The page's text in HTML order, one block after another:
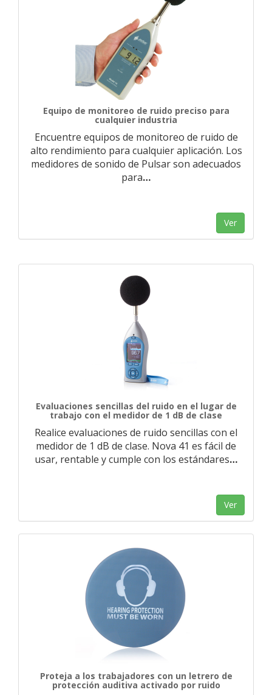
Equipo de monitoreo de ruido preciso para
cualquier industria
Encuentre equipos de monitoreo de ruido de
alto rendimiento para cualquier aplicación. Los
medidores de sonido de Pulsar son adecuados
para…
Ver
Evaluaciones sencillas del ruido en el lugar de
trabajo con el medidor de 1 dB de clase
Realice evaluaciones de ruido sencillas con el
medidor de 1 dB de clase. Nova 41 es fácil de
usar, rentable y cumple con los estándares…
Ver
Proteja a los trabajadores con un letrero de
protección auditiva activado por ruido